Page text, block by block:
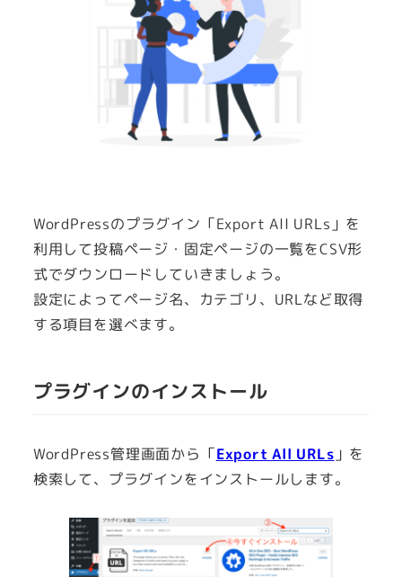
WordPressのプラグイン「Export All URLs」を
利用して投稿ページ・固定ページの一覧をCSV形
式でダウンロードしていきましょう。
設定によってページ名、カテゴリ、URLなど取得
する項目を選べます。
プラグインのインストール
WordPress管理画面から「Export All URLs 」を
検索して、プラグインをインストールします。